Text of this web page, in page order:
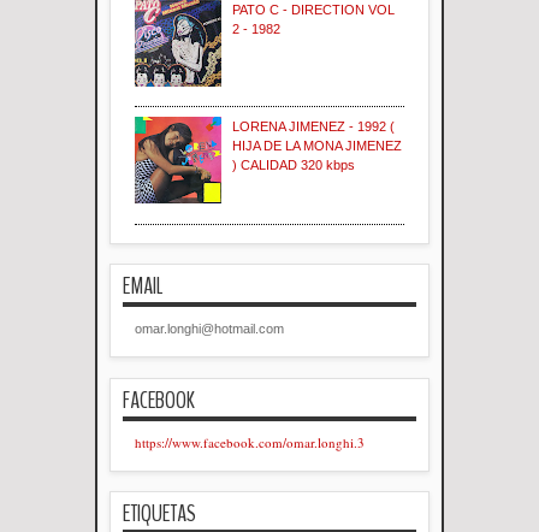
PATO C - DIRECTION VOL
2 - 1982
LORENA JIMENEZ - 1992 (
HIJA DE LA MONA JIMENEZ
) CALIDAD 320 kbps
EMAIL
omar.longhi@hotmail.com
FACEBOOK
https://www.facebook.com/omar.longhi.3
ETIQUETAS